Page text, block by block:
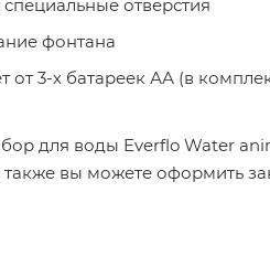
отверстия
фонтана
3-х батареек АА (в
для воды Everflo Water
вы можете оформить